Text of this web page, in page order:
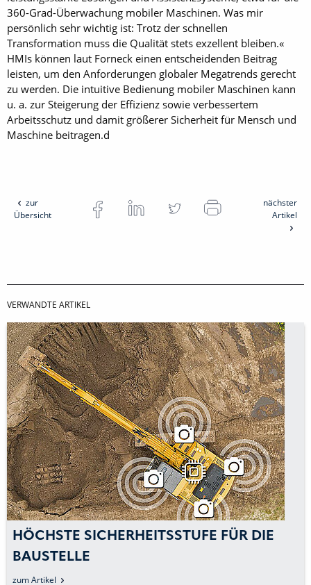
360-Grad-Überwachung mobiler Maschinen. Was mir
persönlich sehr wichtig ist: Trotz der schnellen
Transformation muss die Qualität stets exzellent bleiben.«
HMIs können laut Forneck einen entscheidenden Beitrag
leisten, um den Anforderungen globaler Megatrends gerecht
zu werden. Die intuitive Bedienung mobiler Maschinen kann
u. a. zur Steigerung der Effizienz sowie verbessertem
Arbeitsschutz und damit größerer Sicherheit für Mensch und
Maschine beitragen.d
zur
Übersicht
nächster
Artikel
VERWANDTE ARTIKEL
HÖCHSTE SICHERHEITSSTUFE FÜR DIE
BAUSTELLE
zum Artikel